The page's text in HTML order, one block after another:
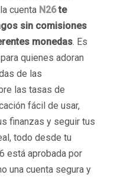
cuenta N26te
sin comisiones
monedas. Es
quienes adoran
de las
las tasas de
fácil de usar,
finanzas y seguir tus
todo desde tu
está aprobada por
una cuenta segura y